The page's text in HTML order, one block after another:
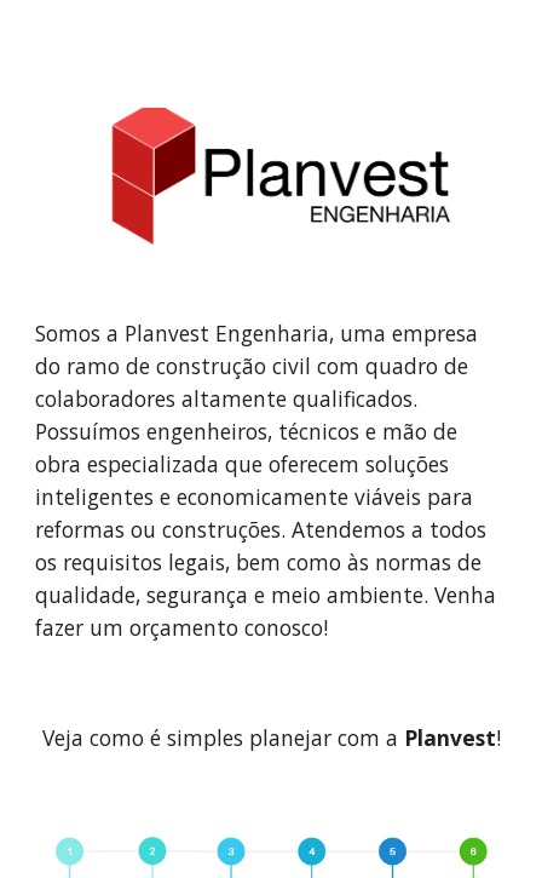
Somos a Planvest Engenharia, uma empresa
do ramo de construção civil com quadro de
colaboradores altamente qualificados.
Possuímos engenheiros, técnicos e mão de
obra especializada que oferecem soluções
inteligentes e economicamente viáveis para
reformas ou construções. Atendemos a todos
os requisitos legais, bem como às normas de
qualidade, segurança e meio ambiente. Venha
fazer um orçamento conosco!
Veja como é simples planejar com a Planvest!